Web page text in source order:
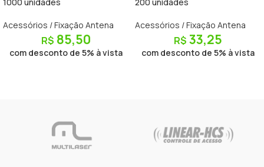
1000 unidades
Acessórios / Fixação Antena
R$ 85,50
com desconto de 5% à vista
200 unidades
Acessórios / Fixação Antena
R$ 33,25
com desconto de 5% à vista